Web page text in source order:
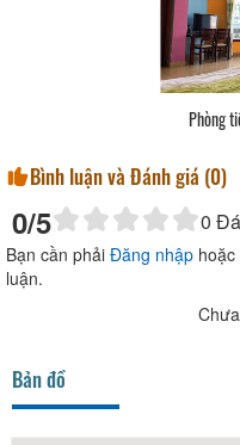
Phòng
Bình luận và Đánh giá (0)
0/5 0
Bạn cần phải Đăng nhập hoặc
luận.
Bản đồ